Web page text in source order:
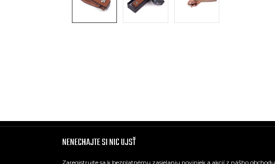
NENECHAJTE SI NIC UJSŤ
Zaregistrujte sa k bezplatnému zasielaniu noviniek a akcií z nášho obchodu